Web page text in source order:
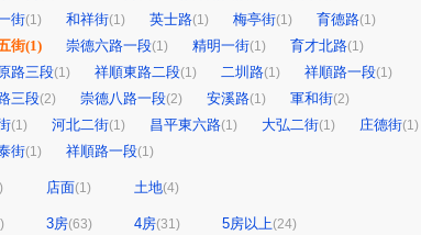
街(1) 和祥街(1) 英士路(1) 梅亭街(1) 育德路(1)
街(1) 崇德六路一段(1) 精明一街(1) 育才北路(1)
路三段(1) 祥順東路二段(1) 二圳路(1) 祥順路一段(1)
三段(2) 崇德八路一段(2) 安溪路(1) 軍和街(2)
(1) 河北二街(1) 昌平東六路(1) 大弘二街(1) 庄德街(1)
街(1) 祥順路一段(1)
店面(1) 土地(4)
3房(63) 4房(31) 5房以上(24)